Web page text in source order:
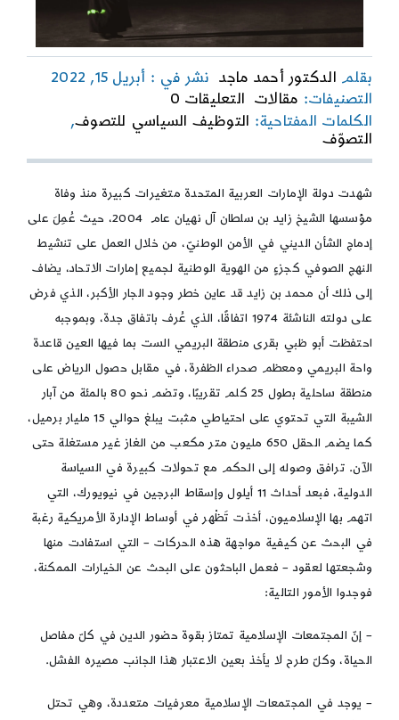
بقلم الدكتور أحمد ماجد نشر في : أبريل 15, 2022
التصنيفات: مقالات التعليقات 0
التوظيف
السياسي
الكلمات المفتاحية: التوظيف السياسي للتصوف,
التصوّف
شهدت دولة الإمارات العربية المتحدة متغيرات كبيرة منذ وفاة
مؤسسها الشيخ زايد بن سلطان آل نهيان عام 2004، حيث عُمِلَ على
إدماج الشأن الديني في الأمن الوطنيّ، من خلال العمل على تنشيط
النهج الصوفي كجزءٍ من الهوية الوطنية لجميع إمارات الاتحاد، يضاف
إلى ذلك أن محمد بن زايد قد عاين خطر وجود الجار الأكبر، الذي فرض
على دولته الناشئة 1974 اتفاقًا، الذي عُرف باتفاق جدة، وبموجبه
احتفظت أبو ظبي بقرى منطقة البريمي الست بما فيها العين قاعدة
واحة البريمي ومعظم صحراء الظفرة، في مقابل حصول الرياض على
منطقة ساحلية بطول 25 كلم تقريبًا، وتضم نحو 80 بالمئة من آبار
الشيبة التي تحتوي على احتياطي مثبت يبلغ حوالي 15 مليار برميل،
كما يضم الحقل 650 مليون متر مكعب من الغاز غير مستغلة حتى
الآن. ترافق وصوله إلى الحكم مع تحولات كبيرة في السياسة
الدولية، فبعد أحداث 11 أيلول وإسقاط البرجين في نيويورك، التي
اتهم بها الإسلاميون، أخذت تَظْهر في أوساط الإدارة الأمريكية رغبة
في البحث عن كيفية مواجهة هذه الحركات – التي استفادت منها
وشجعتها لعقود – فعمل الباحثون على البحث عن الخيارات الممكنة،
فوجدوا الأمور التالية:
– إنّ المجتمعات الإسلامية تمتاز بقوة حضور الدين في كلّ مفاصل
الحياة، وكلّ طرح لا يأخذ بعين الاعتبار هذا الجانب مصيره الفشل.
– يوجد في المجتمعات الإسلامية معرفيات متعددة، وهي تحتل